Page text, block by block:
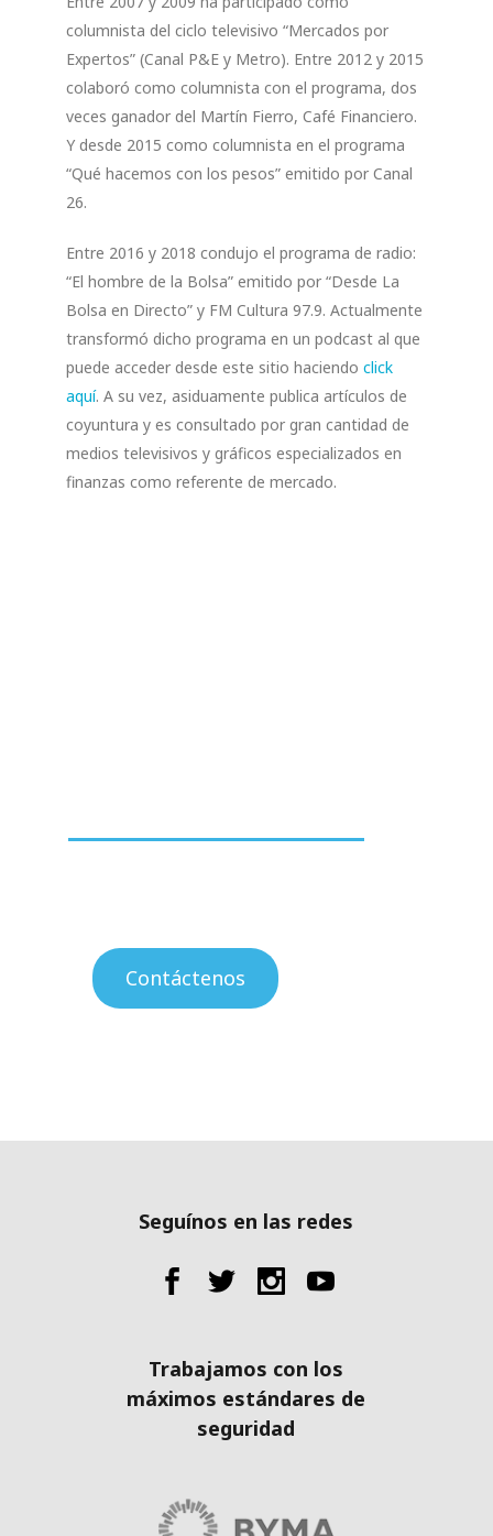
columnista del ciclo televisivo “Mercados por
Expertos” (Canal P&E y Metro). Entre 2012 y 2015
colaboró como columnista con el programa, dos
veces ganador del Martín Fierro, Café Financiero.
Y desde 2015 como columnista en el programa
“Qué hacemos con los pesos” emitido por Canal
26.
Entre 2016 y 2018 condujo el programa de radio:
“El hombre de la Bolsa” emitido por “Desde La
Bolsa en Directo” y FM Cultura 97.9. Actualmente
transformó dicho programa en un podcast al que
puede acceder desde este sitio haciendo click
aquí. A su vez, asiduamente publica artículos de
coyuntura y es consultado por gran cantidad de
medios televisivos y gráficos especializados en
finanzas como referente de mercado.
Contáctenos
Seguínos en las redes
Trabajamos con los
máximos estándares de
seguridad